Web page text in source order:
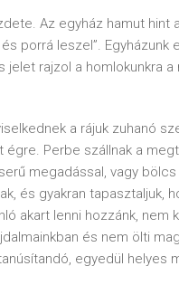
Az egyház hamut hint
porrá leszel”.
jelet rajzol a homlokunkra
a rájuk zuhanó
égre. Perbe szállnak a
megadással, vagy
és gyakran tapasztaljuk,
akart lenni hozzánk,
és nem ölti
egyedül helyes